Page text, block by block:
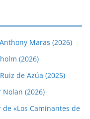
Maras (2026)
(2026)
de Azúa (2025)
(2026)
«Los Caminantes de